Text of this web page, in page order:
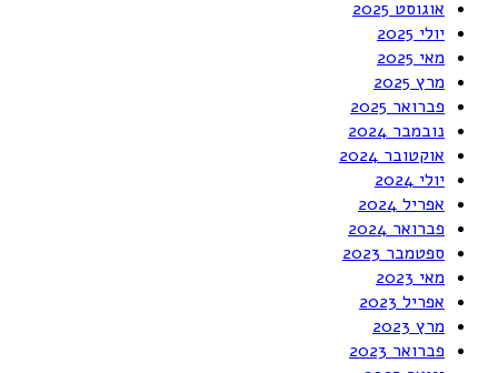
אוגוסט 2025
יולי 2025
מאי 2025
מרץ 2025
פברואר 2025
נובמבר 2024
אוקטובר 2024
יולי 2024
אפריל 2024
פברואר 2024
ספטמבר 2023
מאי 2023
אפריל 2023
מרץ 2023
פברואר 2023